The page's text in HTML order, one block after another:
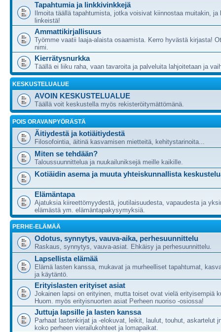
Tapahtumia ja linkkivinkkejä
Ilmoita täällä tapahtumista, jotka voisivat kiinnostaa muitakin, ja
linkeistä!
Ammattikirjallisuus
Työmme vaatii laaja-alaista osaamista. Kerro hyvästä kirjasta!
nimi.
Kierrätysnurkka
Täällä ei liiku raha, vaan tavaroita ja palveluita lahjoitetaan ja
KESKUSTELUALUE
AVOIN KESKUSTELUALUE
Täällä voit keskustella myös rekisteröitymättömänä.
POIS ORAVANPYÖRÄSTÄ
Äitiydestä ja kotiäitiydestä
Filosofointia, äitinä kasvamisen mietteitä, kehitystarinoita...
Miten se tehdään?
Taloussuunnittelua ja nuukailuniksejä meille kaikille.
Kotiäidin asema ja muuta yhteiskunnallista
Elämäntapa
Ajatuksia kiireettömyydestä, joutilaisuudesta, vapaudesta ja
elämästä ym. elämäntapakysymyksiä.
PERHE-ELÄMÄÄ
Odotus, synnytys, vauva-aika, perhesuunnittelu
Raskaus, synnytys, vauva-asiat. Ehkäisy ja perhesuunnittelu.
Lapsellista elämää
Elämä lasten kanssa, mukavat ja murheelliset tapahtumat,
ja käytäntö.
Erityislasten erityiset asiat
Jokainen lapsi on erityinen, mutta toiset ovat vielä erityisempiä
Huom. myös erityisnuorten asiat Perheen nuoriso -osiossa!
Juttuja lapsille ja lasten kanssa
Parhaat lastenkirjat ja -elokuvat, leikit, laulut, touhut, askartelut
koko perheen vierailukohteet ja lomapaikat.